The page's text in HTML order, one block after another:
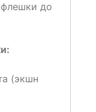
до
(экшн